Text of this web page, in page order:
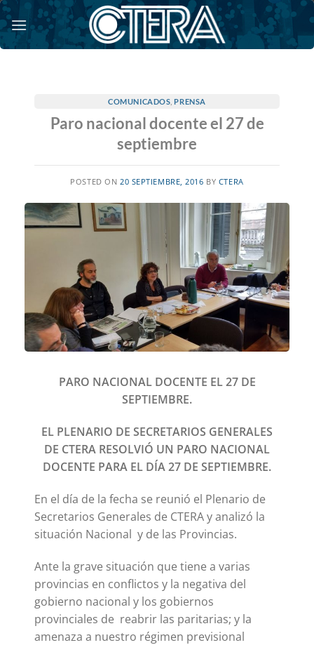
Saltar
al
contenido
COMUNICADOS ,PRENSA
Paro nacional docente el 27 de
septiembre
POSTED ON 20 SEPTIEMBRE, 2016 BY CTERA
PARO NACIONAL DOCENTE EL 27 DE
SEPTIEMBRE.
EL PLENARIO DE SECRETARIOS GENERALES
DE CTERA RESOLVIÓ UN PARO NACIONAL
DOCENTE PARA EL DÍA 27 DE SEPTIEMBRE.
En el día de la fecha se reunió el Plenario de
Secretarios Generales de CTERA y analizó la
situación Nacional y de las Provincias.
Ante la grave situación que tiene a varias
provincias en conflictos y la negativa del
gobierno nacional y los gobiernos
provinciales de reabrir las paritarias; y la
amenaza a nuestro régimen previsional